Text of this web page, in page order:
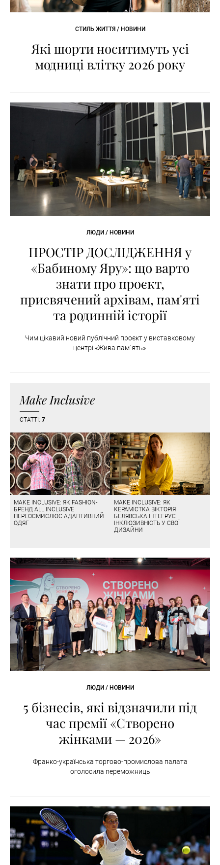
СТИЛЬ ЖИТТЯ / НОВИНИ
Які шорти носитимуть усі
модниці влітку 2026 року
ЛЮДИ / НОВИНИ
ПРОСТІР ДОСЛІДЖЕННЯ у
«Бабиному Яру»: що варто
знати про проєкт,
присвячений архівам, пам'яті
та родинній історії
Чим цікавий новий публічний проєкт у виставковому
центрі «Жива пам`ять»
Make Inclusive
СТАТТІ: 7
MAKE INCLUSIVE: ЯК FASHION-
БРЕНД ALL INCLUSIVE
ПЕРЕОСМИСЛЮЄ АДАПТИВНИЙ
ОДЯГ
MAKE INCLUSIVE: ЯК
КЕРАМІСТКА ВІКТОРІЯ
БЕЛЯВСЬКА ІНТЕГРУЄ
ІНКЛЮЗИВНІСТЬ У СВОЇ
ДИЗАЙНИ
ЛЮДИ / НОВИНИ
5 бізнесів, які відзначили під
час премії «Створено
жінками — 2026»
Франко-українська торгово-промислова палата
оголосила переможниць